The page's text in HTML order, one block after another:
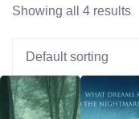
Showing all 4 results